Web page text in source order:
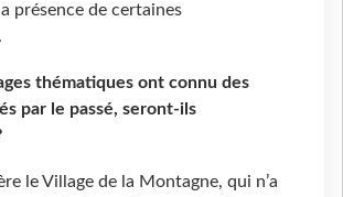
présence de certaines
thématiques ont connu des
par le passé, seront-ils
le Village de la Montagne, qui n’a